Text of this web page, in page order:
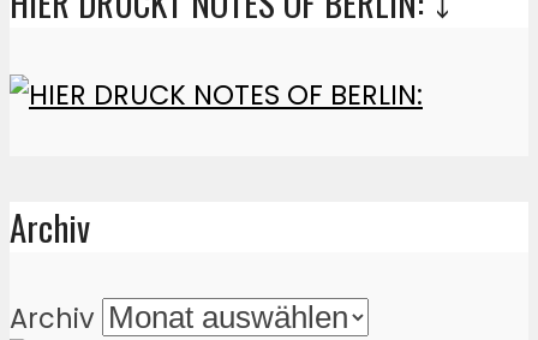
Archiv
Archiv